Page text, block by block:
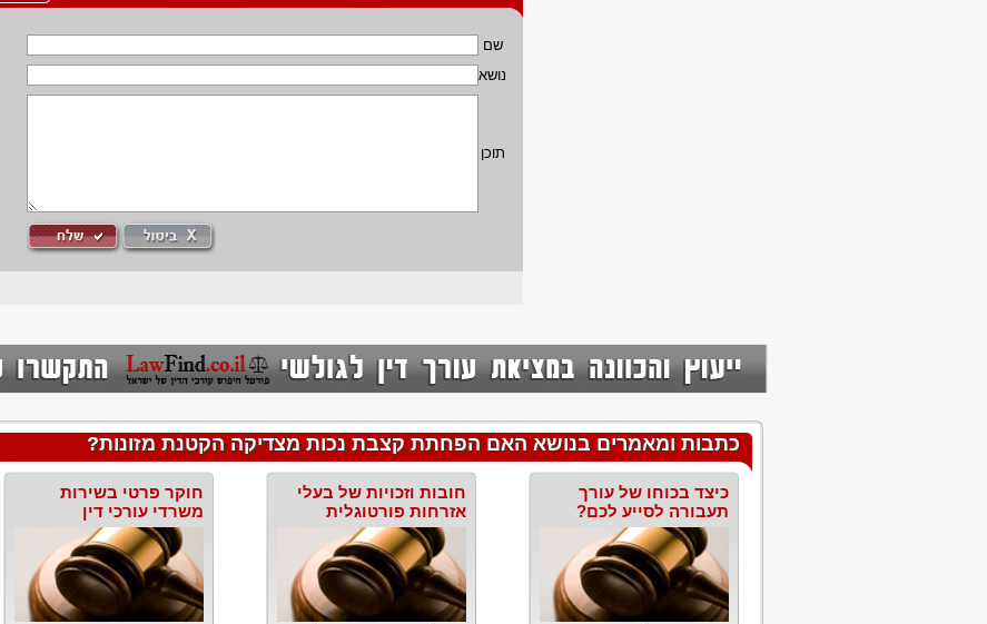
שם
נושא
תוכן
כתבות ומאמרים בנושא האם הפחתת קצבת נכות מצדיקה הקטנת מזונות?
כיצד בכוחו של עורך
תעבורה לסייע לכם?
חובות וזכויות של בעלי
אזרחות פורטוגלית
חוקר פרטי בשירות
משרדי עורכי דין